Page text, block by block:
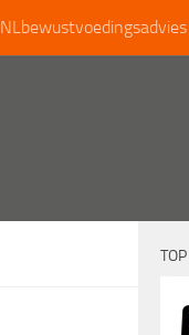
NLbewustvoedingsadvies